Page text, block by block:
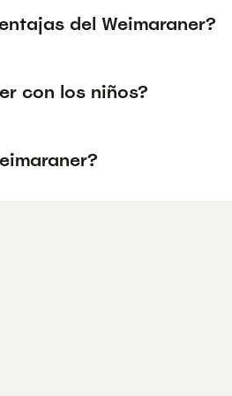
del Weimaraner?
con los niños?